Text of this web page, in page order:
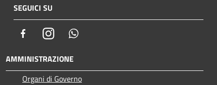
SEGUICI SU
FacebookInstagram
AMMINISTRAZIONE
Organi di Governo